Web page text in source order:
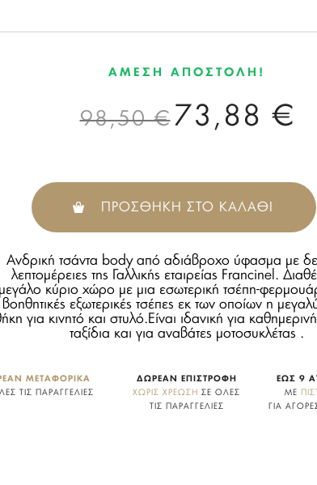
ΑΜΕΣΗ ΑΠΟΣΤΟΛΗ!
98,50 € 73,88 €
ΠΡΟΣΘΗΚΗ ΣΤΟ ΚΑΛΑΘΙ
Ανδρική τσάντα body από αδιάβροχο ύφασμα με
λεπτομέρειες της Γαλλικής εταιρείας Francinel.
μεγάλο κύριο χώρο με μια εσωτερική τσέπη-φερμουάρ
βοηθητικές εξωτερικές τσέπες εκ των οποίων η
για κινητό και στυλό.Είναι ιδανική για
ταξίδια και για αναβάτες μοτοσυκλέτας .
ΜΕΤΑΦΟΡΙΚΑ
ΤΙΣ ΠΑΡΑΓΓΕΛΙΕΣ
ΔΩΡΕΑΝ ΕΠΙΣΤΡΟΦΗ
ΧΩΡΙΣ ΧΡΕΩΣΗ ΣΕ ΟΛΕΣ
ΤΙΣ ΠΑΡΑΓΓΕΛΙΕΣ
ΕΩΣ 9
ΜΕ
ΓΙΑ